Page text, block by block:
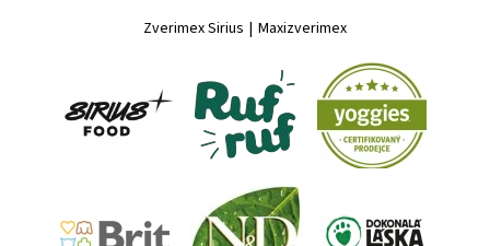
Zverimex Sirius | Maxizverimex